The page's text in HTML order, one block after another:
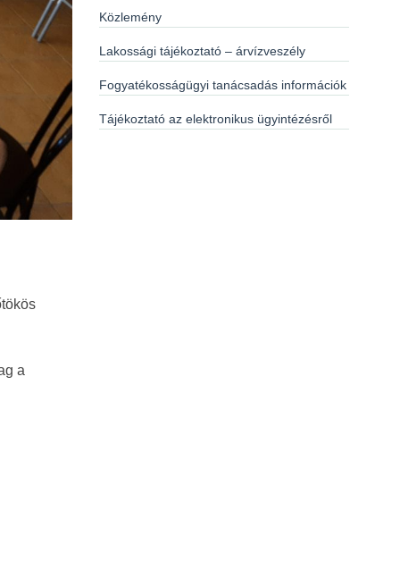
a
Közlemény
Lakossági tájékoztató – árvízveszély
Fogyatékosságügyi tanácsadás információk
Tájékoztató az elektronikus ügyintézésről